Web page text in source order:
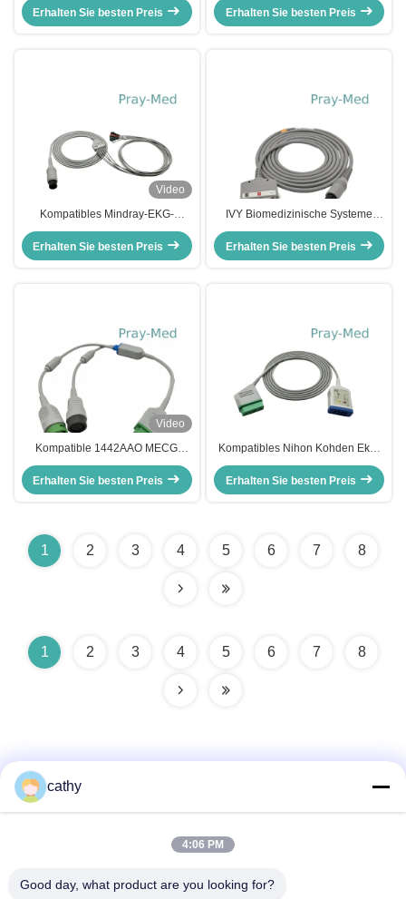
Connector
Erhalten Sie besten Preis
Stamm-Kabel-3.6m
Erhalten Sie besten Preis
Video
Kompatibles Mindray-EKG-
Stammkabel mit 6 Pins 3 oder 5
Leitungen Pm8000 Pm9000
Erhalten Sie besten Preis
IVY Biomedizinische Systeme
EKG Stammkabel 3 Blei AHA EKG
Kabel 3m/10ft 590317
Erhalten Sie besten Preis
Video
Kompatible 1442AAO MECG
FECG EKG Trunk Y Kabel passt
GE Korometrics 115 116 118 120
Fötusmonitor
Erhalten Sie besten Preis
Kompatibles Nihon Kohden Ekg-
Stickkabel Jc-906pa 6 Blei bis 12
Pin-Anschluss
Erhalten Sie besten Preis
1 2 3 4 5 6 7 8
1 2 3 4 5 6 7 8
Schnelle Kontaktaufnahme
Anschrift
cathy
4:06 PM
Good day, what product are you looking for?